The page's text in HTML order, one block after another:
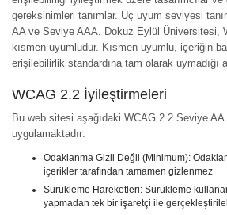
gereksinimleri tanımlar. Üç uyum seviyesi
AA ve Seviye AAA. Dokuz Eylül Üniversitesi,
kısmen uyumludur. Kısmen uyumlu, içeriğin
erişilebilirlik standardına tam olarak uymadığı
WCAG 2.2 İyileştirmeleri
Bu web sitesi aşağıdaki WCAG 2.2 Seviye AA
uygulamaktadır:
Odaklanma Gizli Değil (Minimum):
içerikler tarafından tamamen gizlenmez
Sürükleme Hareketleri: Sürükleme
yapmadan tek bir işaretçi ile